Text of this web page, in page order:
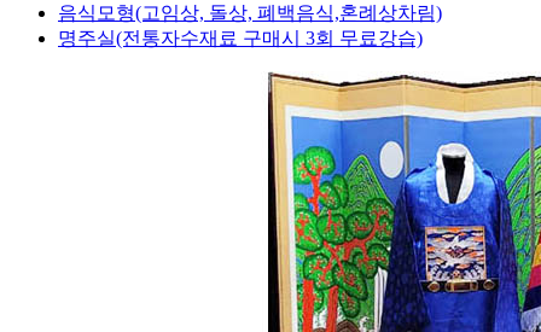
음식모형(고임상, 돌상, 폐백음식,혼례상차림)
명주실(전통자수재료 구매시 3회 무료강습)